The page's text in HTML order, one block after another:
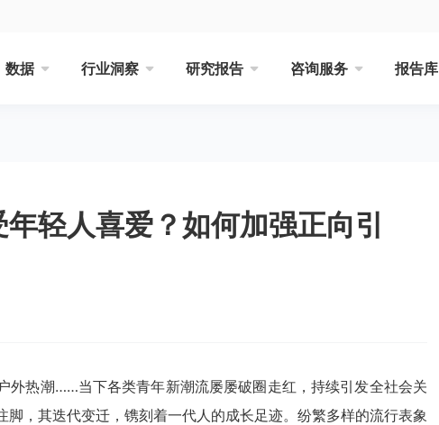
数据 行业洞察 研究报告 咨询服务 报告库
轻人喜爱？如何加强正向引
外热潮……当下各类青年新潮流屡屡破圈走红，持续引发全社会关
脚，其迭代变迁，镌刻着一代人的成长足迹。纷繁多样的流行表象